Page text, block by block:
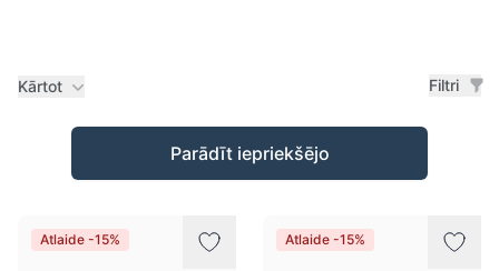
Kārtot Filtri
Preces
Parādīt iepriekšējo
Atlaide -15% Atlaide -15%